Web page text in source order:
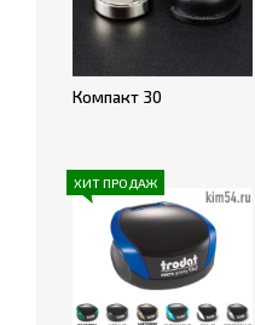
Компакт 30
ХИТ ПРОДАЖ